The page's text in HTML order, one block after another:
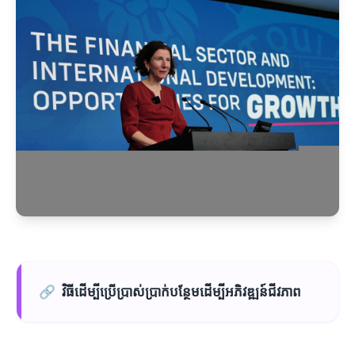
🔗 វិធីដើម្បីប្រើប្រាស់ប្រាក់បន្ថែមដើម្បីអភិវឌ្ឍន៍ជីវភាព